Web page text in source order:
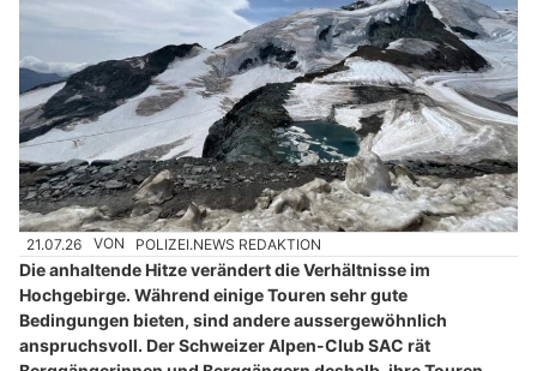
21.07.26 VON POLIZEI.NEWS REDAKTION
Die anhaltende Hitze verändert die Verhältnisse im
Hochgebirge. Während einige Touren sehr gute
Bedingungen bieten, sind andere aussergewöhnlich
anspruchsvoll. Der Schweizer Alpen-Club SAC rät